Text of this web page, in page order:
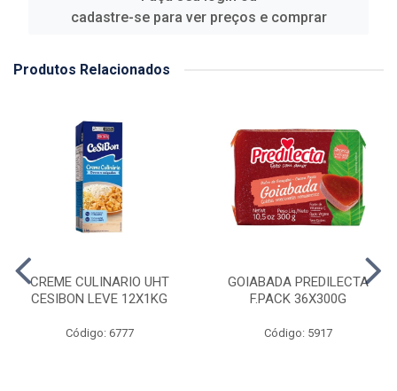
cadastre-se para ver preços e comprar
Produtos Relacionados
CREME CULINARIO UHT
CESIBON LEVE 12X1KG
Código: 6777
GOIABADA PREDILECTA
F.PACK 36X300G
Código: 5917